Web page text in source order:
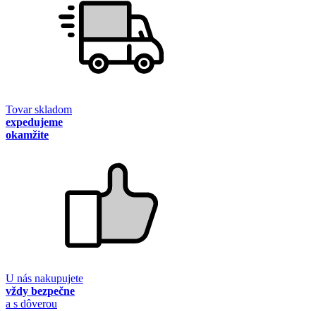
Tovar skladom
expedujeme
okamžite
U nás nakupujete
vždy bezpečne
a s dôverou